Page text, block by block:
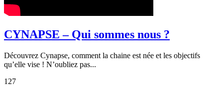
CYNAPSE – Qui sommes nous ?
Découvrez Cynapse, comment la chaine est née et les objectifs
qu’elle vise ! N’oubliez pas...
127